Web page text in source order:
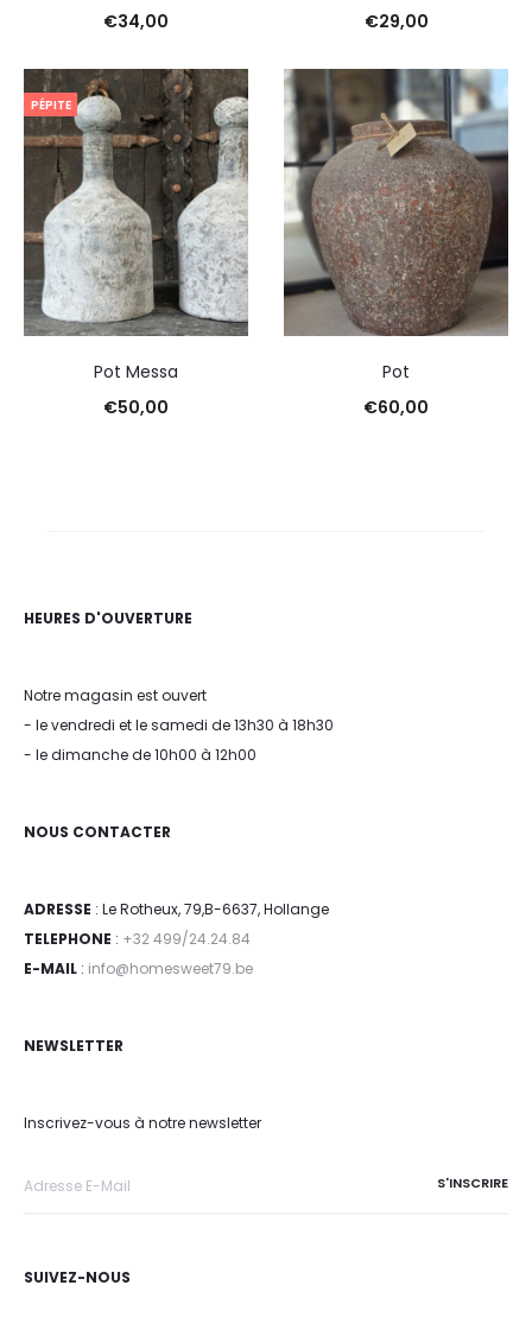
€34,00
€29,00
PÉPITE
Pot Messa
€50,00
Pot
€60,00
HEURES D'OUVERTURE
Notre magasin est ouvert
- le vendredi et le samedi de 13h30 à 18h30
- le dimanche de 10h00 à 12h00
NOUS CONTACTER
ADRESSE : Le Rotheux, 79,B-6637, Hollange
TELEPHONE : +32 499/24.24.84
E-MAIL : info@homesweet79.be
NEWSLETTER
Inscrivez-vous à notre newsletter
SUIVEZ-NOUS